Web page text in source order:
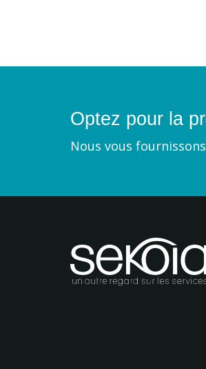
Optez pour la
Nous vous